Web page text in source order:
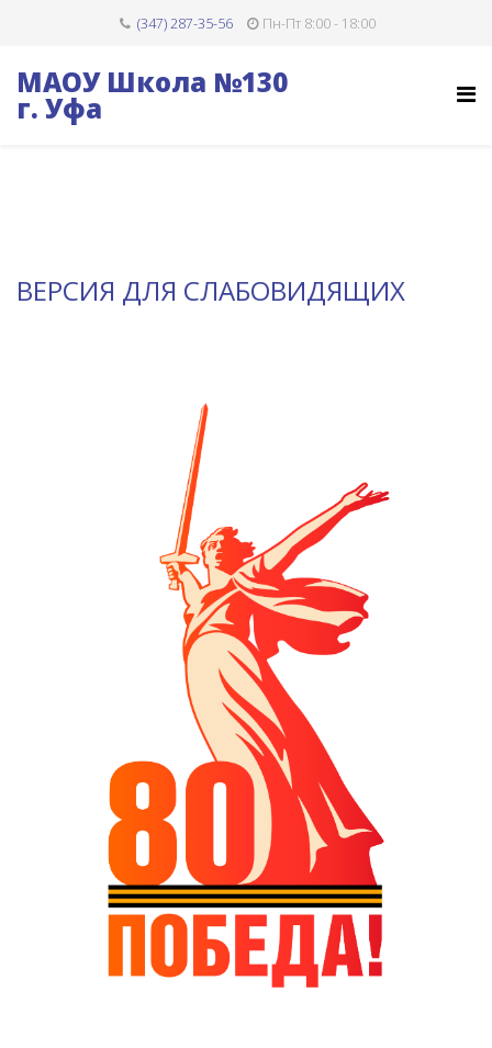
(347) 287-35-56 Пн-Пт 8:00 - 18:00
МАОУ Школа №130
г. Уфа
ВЕРСИЯ ДЛЯ СЛАБОВИДЯЩИХ